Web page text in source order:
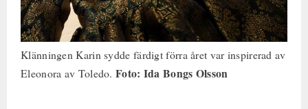
Klänningen Karin sydde färdigt förra året var inspirerad av
Eleonora av Toledo.Foto: Ida Bongs Olsson